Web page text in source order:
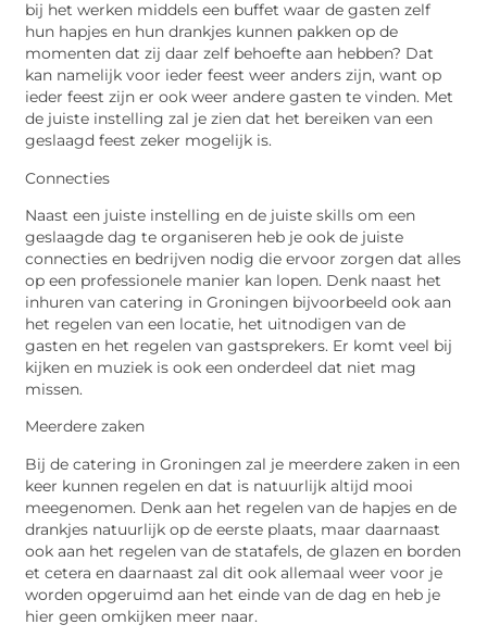
bij het werken middels een buffet waar de gasten zelf
hun hapjes en hun drankjes kunnen pakken op de
momenten dat zij daar zelf behoefte aan hebben? Dat
kan namelijk voor ieder feest weer anders zijn, want op
ieder feest zijn er ook weer andere gasten te vinden. Met
de juiste instelling zal je zien dat het bereiken van een
geslaagd feest zeker mogelijk is.
Connecties
Naast een juiste instelling en de juiste skills om een
geslaagde dag te organiseren heb je ook de juiste
connecties en bedrijven nodig die ervoor zorgen dat alles
op een professionele manier kan lopen. Denk naast het
inhuren van catering in Groningen bijvoorbeeld ook aan
het regelen van een locatie, het uitnodigen van de
gasten en het regelen van gastsprekers. Er komt veel bij
kijken en muziek is ook een onderdeel dat niet mag
missen.
Meerdere zaken
Bij de catering in Groningen zal je meerdere zaken in een
keer kunnen regelen en dat is natuurlijk altijd mooi
meegenomen. Denk aan het regelen van de hapjes en de
drankjes natuurlijk op de eerste plaats, maar daarnaast
ook aan het regelen van de statafels, de glazen en borden
et cetera en daarnaast zal dit ook allemaal weer voor je
worden opgeruimd aan het einde van de dag en heb je
hier geen omkijken meer naar.